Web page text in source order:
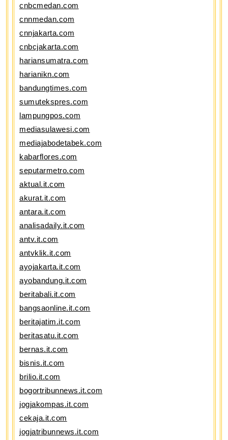
cnbcmedan.com
cnnmedan.com
cnnjakarta.com
cnbcjakarta.com
hariansumatra.com
harianikn.com
bandungtimes.com
sumutekspres.com
lampungpos.com
mediasulawesi.com
mediajabodetabek.com
kabarflores.com
seputarmetro.com
aktual.it.com
akurat.it.com
antara.it.com
analisadaily.it.com
antv.it.com
antvklik.it.com
ayojakarta.it.com
ayobandung.it.com
beritabali.it.com
bangsaonline.it.com
beritajatim.it.com
beritasatu.it.com
bernas.it.com
bisnis.it.com
brilio.it.com
bogortribunnews.it.com
jogjakompas.it.com
cekaja.it.com
jogjatribunnews.it.com